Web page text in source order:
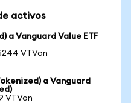
activos
a Vanguard Value ETF
VTVon
a Vanguard
VTVon